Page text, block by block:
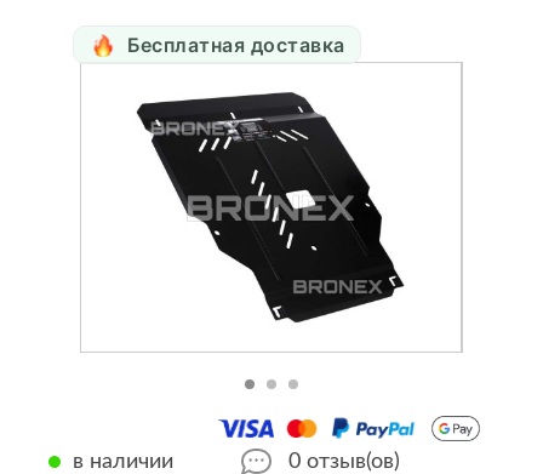
Бесплатная доставка
в наличии 0 отзыв(ов)